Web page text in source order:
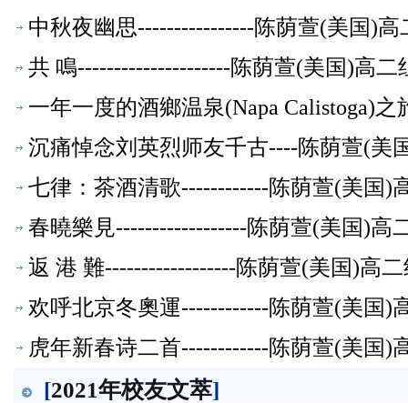
中秋夜幽思----------------陈荫萱(美国)高
共 鳴---------------------陈荫萱(美国)高二
一年一度的酒鄉温泉(Napa Calistoga)
沉痛悼念刘英烈师友千古----陈荫萱(美
七律：茶酒清歌------------陈荫萱(美国)
春曉樂見------------------陈荫萱(美国)高
返 港 難------------------陈荫萱(美国)高
欢呼北京冬奧運------------陈荫萱(美国)
虎年新春诗二首------------陈荫萱(美国)
[2021年校友文萃]